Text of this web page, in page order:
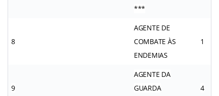
***
8
AGENTE DE
COMBATE ÀS
ENDEMIAS
1
9
AGENTE DA
GUARDA
4